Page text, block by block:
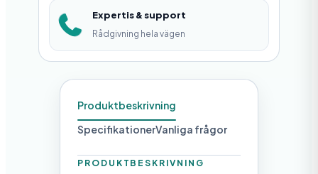
ä
n
g
d
Expertis & support
Rådgivning hela vägen
Produktbeskrivning
SpecifikationerVanliga frågor
PRODUKTBESKRIVNING